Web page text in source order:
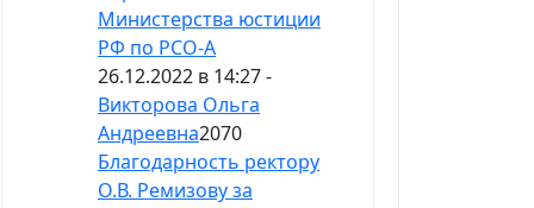
Министерства юстиции
РФ по РСО-А
26.12.2022 в 14:27 -
Викторова Ольга
Андреевна2070
Благодарность ректору
О.В. Ремизову за